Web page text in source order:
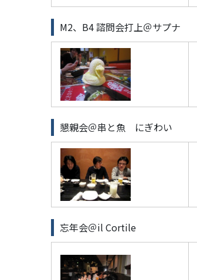
M2、B4 諮問会打上＠サプナ
懇親会＠串と魚 にぎわい
忘年会＠il Cortile